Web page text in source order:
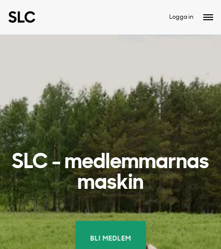
Logga in
SLC - medlemmarnas
maskin
BLI MEDLEM